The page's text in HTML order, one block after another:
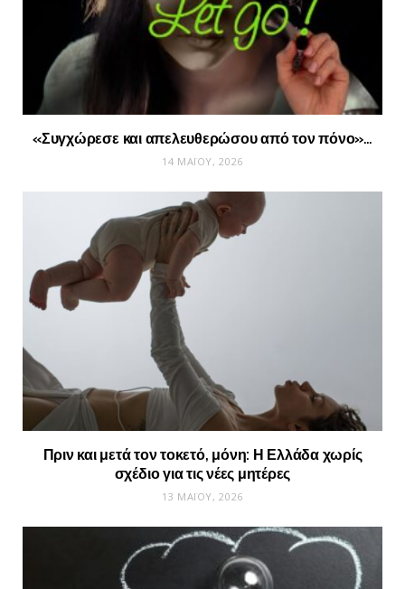
«Συγχώρεσε και απελευθερώσου από τον πόνο»…
14 ΜΑΪ́ΟΥ, 2026
Πριν και μετά τον τοκετό, μόνη: Η Ελλάδα χωρίς
σχέδιο για τις νέες μητέρες
13 ΜΑΪ́ΟΥ, 2026